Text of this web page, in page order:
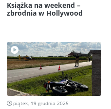
Książka na weekend –
zbrodnia w Hollywood
piątek, 19 grudnia 2025